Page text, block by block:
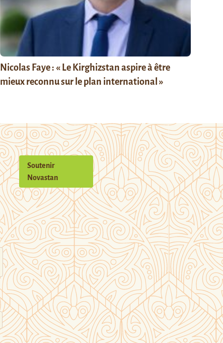
Nicolas Faye : « Le Kirghizstan aspire à être
mieux reconnu sur le plan international »
Soutenir
Novastan